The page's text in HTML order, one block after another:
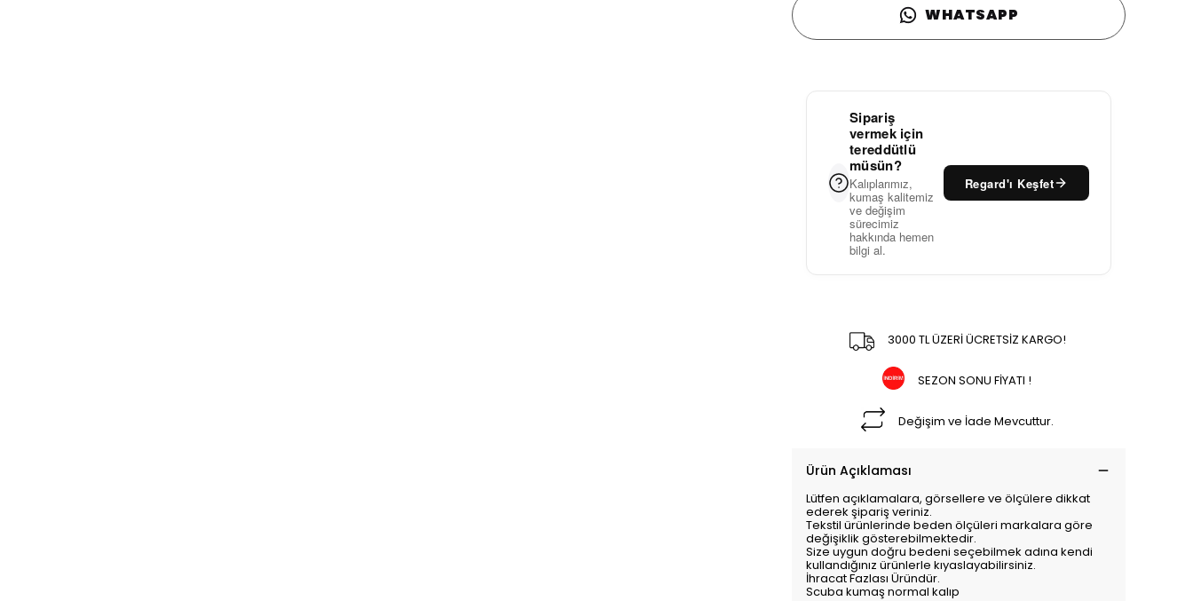
WHATSAPP
Sipariş
vermek için
tereddütlü
müsün?
Kalıplarımız,
kumaş kalitemiz
ve değişim
sürecimiz
hakkında hemen
bilgi al.
Regard'ı Keşfet
3000 TL ÜZERİ ÜCRETSİZ KARGO!
SEZON SONU FİYATI !
Değişim ve İade Mevcuttur.
Ürün Açıklaması
Lütfen açıklamalara, görsellere ve ölçülere dikkat
ederek şipariş veriniz.
Tekstil ürünlerinde beden ölçüleri markalara göre
değişiklik gösterebilmektedir.
Size uygun doğru bedeni seçebilmek adına kendi
kullandığınız ürünlerle kıyaslayabilirsiniz.
İhracat Fazlası Üründür.
Scuba kumaş normal kalıp